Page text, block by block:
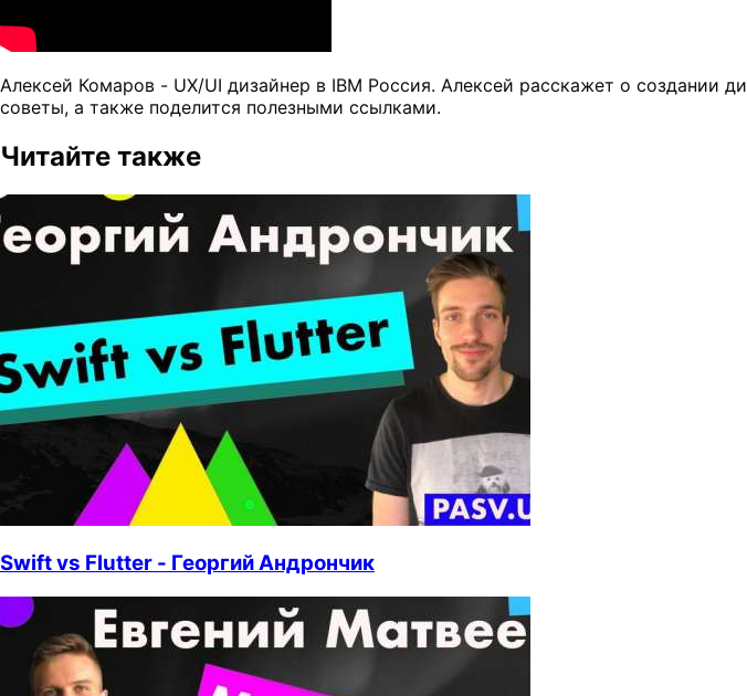
Алексей Комаров - UX/UI дизайнер в IBM Россия. Алексей расскажет о создании
советы, а также поделится полезными ссылками.
Читайте также
Swift vs Flutter - Георгий Андрончик